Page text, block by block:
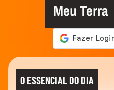
Meu Terra
O ESSENCIAL DO DIA